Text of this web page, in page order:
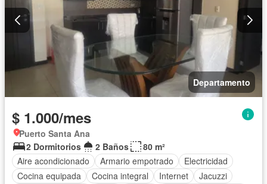
Departamento
$ 1.000/mes
Puerto Santa Ana
2 Dormitorios
2 Baños
80 m²
Aire acondicionado
Armario empotrado
Electricidad
Cocina equipada
Cocina integral Internet
Jacuzzi